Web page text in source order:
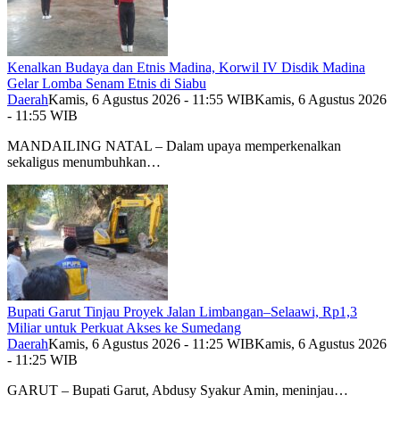
Kenalkan Budaya dan Etnis Madina, Korwil IV Disdik Madina
Gelar Lomba Senam Etnis di Siabu
DaerahKamis, 6 Agustus 2026 - 11:55 WIBKamis, 6 Agustus 2026
- 11:55 WIB
MANDAILING NATAL – Dalam upaya memperkenalkan
sekaligus menumbuhkan…
Bupati Garut Tinjau Proyek Jalan Limbangan–Selaawi, Rp1,3
Miliar untuk Perkuat Akses ke Sumedang
DaerahKamis, 6 Agustus 2026 - 11:25 WIBKamis, 6 Agustus 2026
- 11:25 WIB
GARUT – Bupati Garut, Abdusy Syakur Amin, meninjau…